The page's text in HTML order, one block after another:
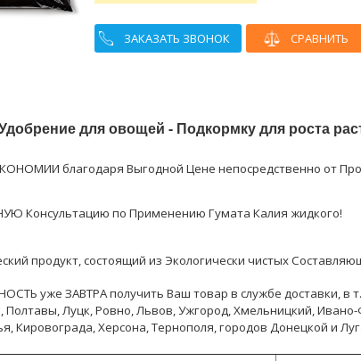
ЗАКАЗАТЬ ЗВОНОК СРАВНИТЬ
для овощей - Подкормку для роста
благодаря Выгодной Цене непосредственно от
Консультацию по Применению Гумата Калия жидкого!
продукт, состоящий из Экологически чистых
уже ЗАВТРА получить Ваш товар в службе доставки, в
Полтавы, Луцк, Ровно, Львов, Ужгород, Хмельницкий,
Кировограда, Херсона, Тернополя, городов Донецкой и